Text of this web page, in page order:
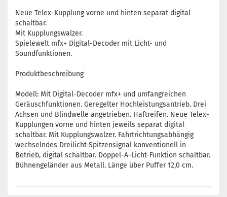
Neue Telex-Kupplung vorne und hinten separat digital
schaltbar.
Mit Kupplungswalzer.
Spielewelt mfx+ Digital-Decoder mit Licht- und
Soundfunktionen.
Produktbeschreibung
Modell: Mit Digital-Decoder mfx+ und umfangreichen
Geräuschfunktionen. Geregelter Hochleistungsantrieb. Drei
Achsen und Blindwelle angetrieben. Haftreifen. Neue Telex-
Kupplungen vorne und hinten jeweils separat digital
schaltbar. Mit Kupplungswalzer. Fahrtrichtungsabhängig
wechselndes Dreilicht-Spitzensignal konventionell in
Betrieb, digital schaltbar. Doppel-A-Licht-Funktion schaltbar.
Bühnengeländer aus Metall. Länge über Puffer 12,0 cm.